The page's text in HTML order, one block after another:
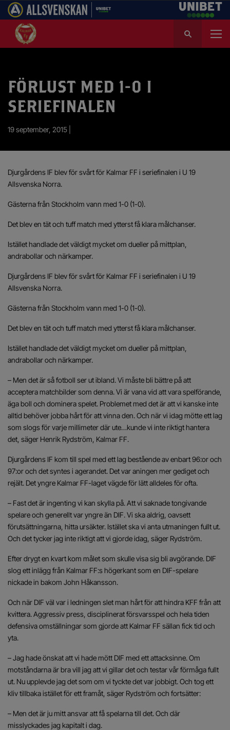
k
FÖRLUST MED 1-0 I
SERIEFINALEN
19 september, 2015 |
Djurgårdens IF blev för svårt för Kalmar FF i seriefinalen i U 19
Allsvenska Norra.
Gästerna från Stockholm vann med 1-0 (1-0).
Det blev en tät och tuff match med ytterst få klara målchanser.
Istället handlade det väldigt mycket om dueller på mittplan,
andrabollar och närkamper.
Djurgårdens IF blev för svårt för Kalmar FF i seriefinalen i U 19
Allsvenska Norra.
Gästerna från Stockholm vann med 1-0 (1-0).
Det blev en tät och tuff match med ytterst få klara målchanser.
Istället handlade det väldigt mycket om dueller på mittplan,
andrabollar och närkamper.
– Men det är så fotboll ser ut ibland. Vi måste bli bättre på att
acceptera matchbilder som denna. Vi är vana vid att vara spelförande,
äga boll och dominera spelet. Problemet med det är att vi kanske inte
alltid behöver jobba hårt för att vinna den. Och när vi idag mötte ett lag
som slogs för varje millimeter där ute…kunde vi inte riktigt hantera
det, säger Henrik Rydström, Kalmar FF.
Djurgårdens IF kom till spel med ett lag bestående av enbart 96:or och
97:or och det syntes i agerandet. Det var aningen mer gediget och
rejält. Det yngre Kalmar FF-laget vägde för lätt alldeles för ofta.
– Fast det är ingenting vi kan skylla på. Att vi saknade tongivande
spelare och generellt var yngre än DIF. Vi ska aldrig, oavsett
förutsättningarna, hitta ursäkter. Istället ska vi anta utmaningen fullt ut.
Och det tycker jag inte riktigt att vi gjorde idag, säger Rydström.
Efter drygt en kvart kom målet som skulle visa sig bli avgörande. DIF
slog ett inlägg från Kalmar FF:s högerkant som en DIF-spelare
nickade in bakom John Håkansson.
Och när DIF väl var i ledningen slet man hårt för att hindra KFF från att
kvittera. Aggressiv press, disciplinerat försvarsspel och hela tiden
defensiva omställningar som gjorde att Kalmar FF sällan fick tid och
yta.
– Jag hade önskat att vi hade mött DIF med ett attacksinne. Om
motståndarna är bra vill jag att vi gillar det och testar vår förmåga fullt
ut. Nu upplevde jag det som om vi tyckte det var jobbigt. Och tog ett
kliv tillbaka istället för ett framåt, säger Rydström och fortsätter:
– Men det är ju mitt ansvar att få spelarna till det. Och där
misslyckades jag kapitalt i dag.